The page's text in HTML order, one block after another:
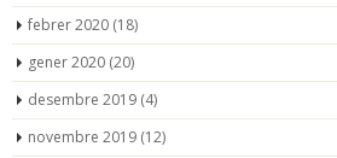
febrer 2020 (18)
gener 2020 (20)
desembre 2019 (4)
novembre 2019 (12)